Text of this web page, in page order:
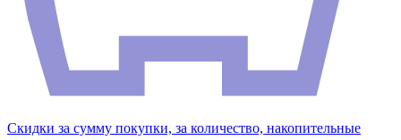
Скидки за сумму покупки, за количество, накопительные